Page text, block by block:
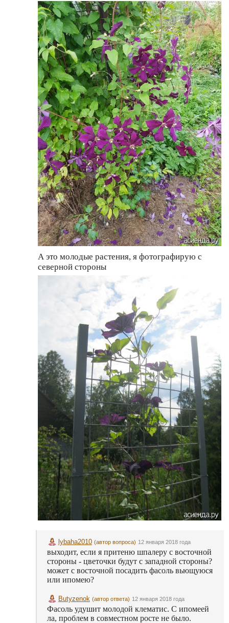
А это молодые растения, я фотографирую с
северной стороны
lybaha2010 (автор вопроса) 12 января 2018 года
выходит, если я притеню шпалеру с восточной
стороны - цветочки будут с западной стороны?
может с восточной посадить фасоль вьющуюся
или ипомею?
Butyzenok (автор ответа) 12 января 2018 года
Фасоль удушит молодой клематис. С ипомеей
ла, проблем в совместном росте не было.